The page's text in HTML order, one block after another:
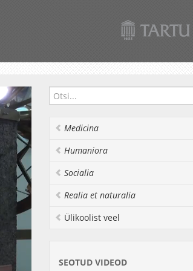
Medicina
Humaniora
Socialia
Realia et naturalia
Ülikoolist veel
SEOTUD VIDEOD